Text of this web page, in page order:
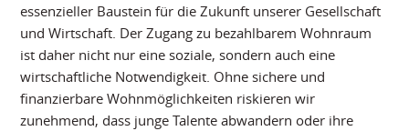
essenzieller Baustein für die Zukunft unserer Gesellschaft
und Wirtschaft. Der Zugang zu bezahlbarem Wohnraum
ist daher nicht nur eine soziale, sondern auch eine
wirtschaftliche Notwendigkeit. Ohne sichere und
finanzierbare Wohnmöglichkeiten riskieren wir
zunehmend, dass junge Talente abwandern oder ihre